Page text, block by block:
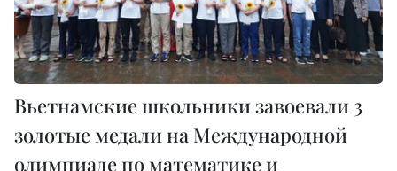
Вьетнамские школьники завоевали 3
золотые медали на Международной
олимпиаде по математике и